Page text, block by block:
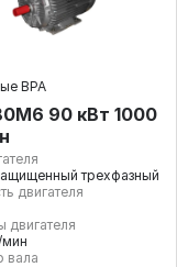
ВРА
90 кВт 1000
трехфазный
двигателя
двигателя
вала